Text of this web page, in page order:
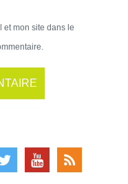
et mon site dans le